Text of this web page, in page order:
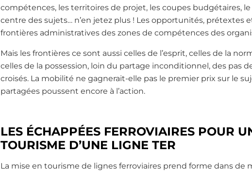
compétences, les territoires de projet, les coupes budgétaires,
centre des sujets… n’en jetez plus ! Les opportunités, prétextes
frontières administratives des zones de compétences des
Mais les frontières ce sont aussi celles de l’esprit, celles de la
celles de la possession, loin du partage inconditionnel, des pas
croisés. La mobilité ne gagnerait-elle pas le premier prix sur le
partagées poussent encore à l’action.
LES ÉCHAPPÉES FERROVIAIRES POUR
TOURISME D’UNE LIGNE TER
La mise en tourisme de lignes ferroviaires prend forme dans de